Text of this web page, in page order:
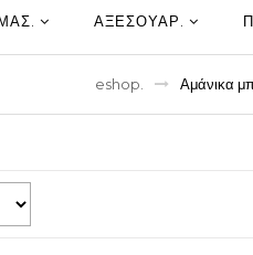
ΑΞΕΣΟΥΑΡ
eshop Αμάνικα